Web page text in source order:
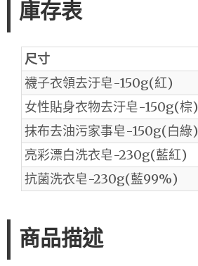
庫存表
尺寸
襪子衣領去汙皂-150g(紅)
女性貼身衣物去汙皂-150g(棕)
抹布去油污家事皂-150g(白綠)
亮彩漂白洗衣皂-230g(藍紅)
抗菌洗衣皂-230g(藍99%)
商品描述